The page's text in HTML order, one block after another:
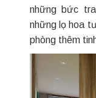
những bức
những lọ hoa
phòng thêm